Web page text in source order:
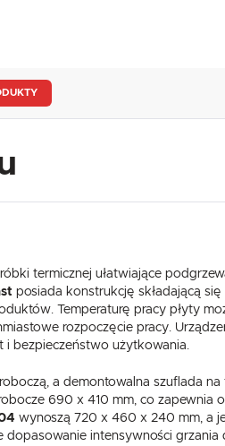
termicznej ułatwiające
posiada konstrukcję składającą
Temperaturę pracy płyty
rozpoczęcie pracy.
i bezpieczeństwo użytkowania.
a demontowalna szuflada na
690 x 410 mm, co zapewnia
wynoszą 720 x 460 x 240 mm, a
intensywności grzania